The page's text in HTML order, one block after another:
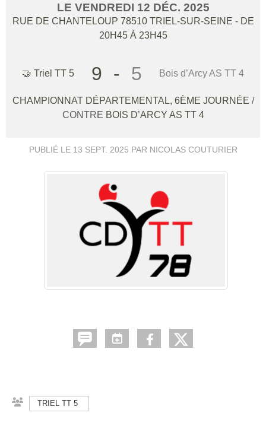
LE VENDREDI 12 DÉC. 2025
RUE DE CHANTELOUP 78510 TRIEL-SUR-SEINE - DE
20H45 À 23H45
🤝 Triel TT 5 9 - 5 Bois d’Arcy AS TT 4
CHAMPIONNAT DÉPARTEMENTAL, 6ÈME JOURNÉE /
CONTRE BOIS D’ARCY AS TT 4
PUBLIÉ LE 13 SEPT. 2025 PAR NICOLAS COUTURIER
TRIEL TT 5